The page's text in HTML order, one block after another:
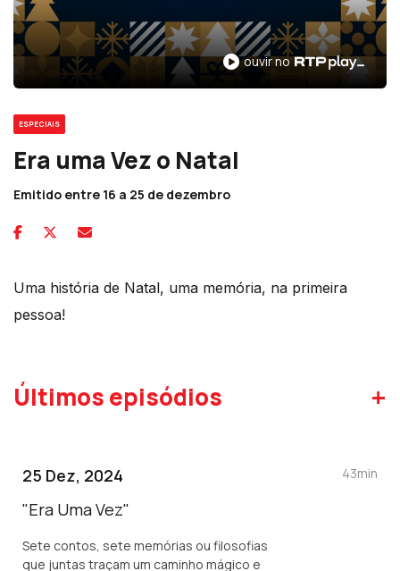
ouvir no
ESPECIAIS
Era uma Vez o Natal
Emitido entre 16 a 25 de dezembro
Uma história de Natal, uma memória, na primeira
pessoa!
Últimos episódios +
25 Dez, 2024
"Era Uma Vez"
Sete contos, sete memórias ou filosofias
que juntas traçam um caminho mágico e
43min